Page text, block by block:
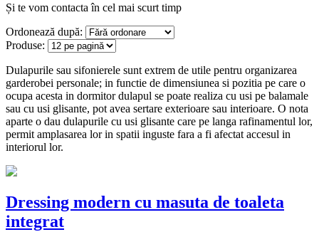
Și te vom contacta în cel mai scurt timp
Ordonează după:
Produse:
Dulapurile sau sifonierele sunt extrem de utile pentru organizarea
garderobei personale; in functie de dimensiunea si pozitia pe care o
ocupa acesta in dormitor dulapul se poate realiza cu usi pe balamale
sau cu usi glisante, pot avea sertare exterioare sau interioare. O nota
aparte o dau dulapurile cu usi glisante care pe langa rafinamentul lor,
permit amplasarea lor in spatii inguste fara a fi afectat accesul in
interiorul lor.
Dressing modern cu masuta de toaleta
integrat